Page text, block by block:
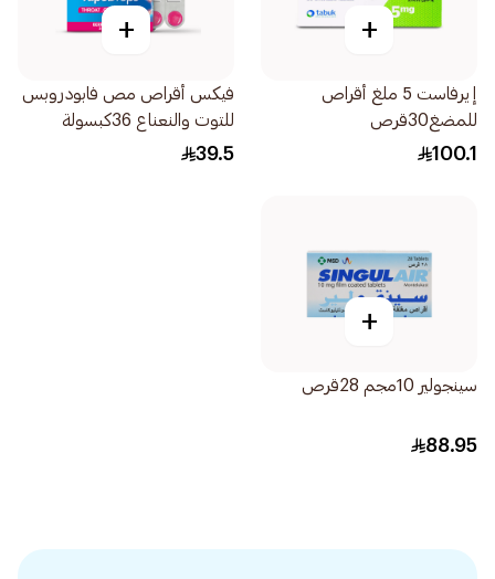
+
إيرفاست 5 ملغ أقراص
للمضغ30قرص
100.1
+
فيكس أقراص مص فابودروبس
للتوت والنعناع 36كبسولة
39.5
+
سينجولير 10مجم 28قرص
88.95